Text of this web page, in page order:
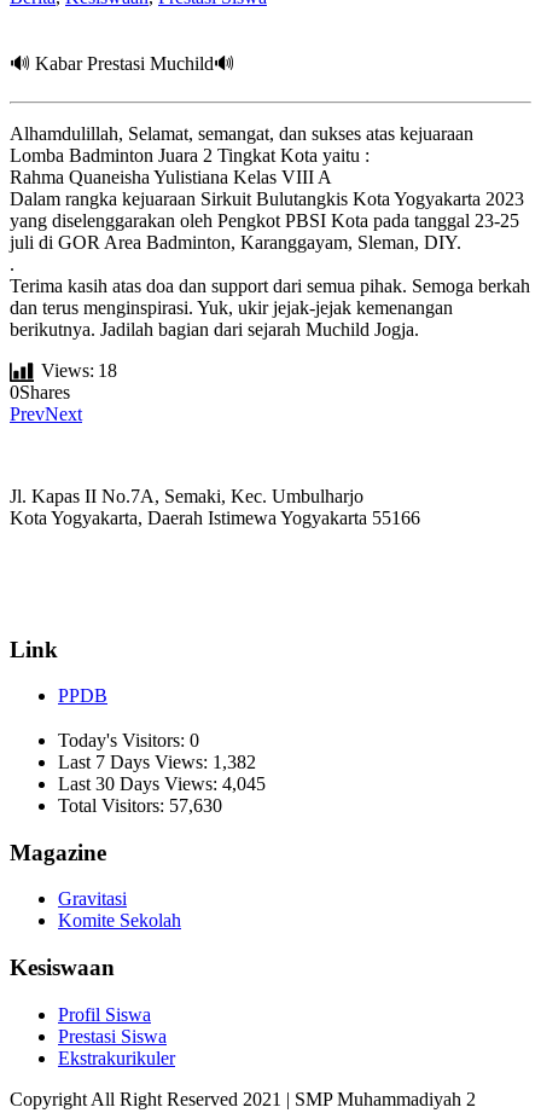
🔊 Kabar Prestasi Muchild🔊
Alhamdulillah, Selamat, semangat, dan sukses atas kejuaraan
Lomba Badminton Juara 2 Tingkat Kota yaitu :
Rahma Quaneisha Yulistiana Kelas VIII A
Dalam rangka kejuaraan Sirkuit Bulutangkis Kota Yogyakarta 2023
yang diselenggarakan oleh Pengkot PBSI Kota pada tanggal 23-25
juli di GOR Area Badminton, Karanggayam, Sleman, DIY.
.
Terima kasih atas doa dan support dari semua pihak. Semoga berkah
dan terus menginspirasi. Yuk, ukir jejak-jejak kemenangan
berikutnya. Jadilah bagian dari sejarah Muchild Jogja.
Views: 18
0Shares
PrevNext
Jl. Kapas II No.7A, Semaki, Kec. Umbulharjo
Kota Yogyakarta, Daerah Istimewa Yogyakarta 55166
Link
PPDB
Today's Visitors: 0
Last 7 Days Views: 1,382
Last 30 Days Views: 4,045
Total Visitors: 57,630
Magazine
Gravitasi
Komite Sekolah
Kesiswaan
Profil Siswa
Prestasi Siswa
Ekstrakurikuler
Copyright All Right Reserved 2021 | SMP Muhammadiyah 2